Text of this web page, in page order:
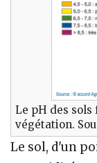
Le pH des sols
végétation.
Le sol, d'un